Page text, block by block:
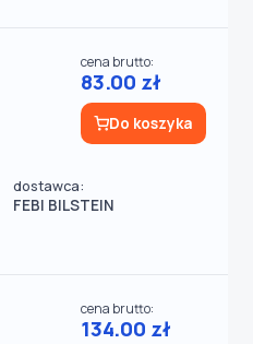
dostawca:
FEBI BILSTEIN
cena brutto:
83.00 zł
Do koszyka
cena brutto:
134.00 zł